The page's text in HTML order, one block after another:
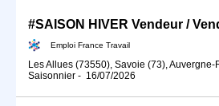
Emploi France Travail
Les Allues (73550), Savoie (73),
Saisonnier - 16/07/2026